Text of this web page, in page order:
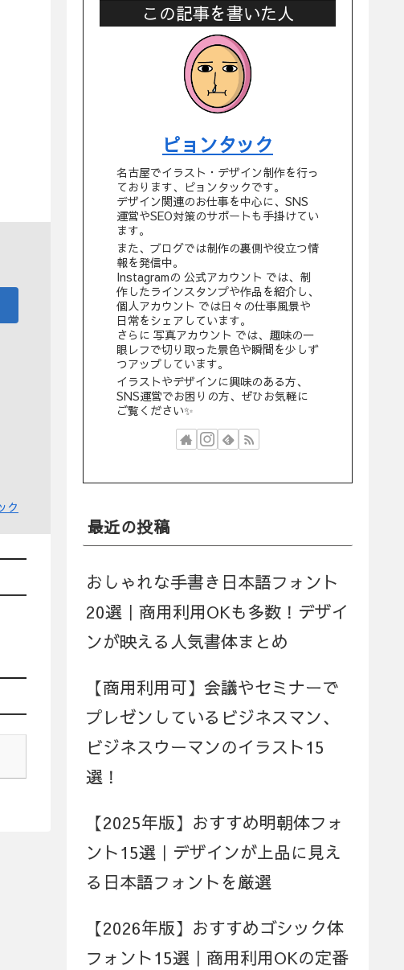
ク
この記事を書いた人
ピョンタック
名古屋でイラスト・デザイン制作を行っ
ております、ピョンタックです。
デザイン関連のお仕事を中心に、SNS
運営やSEO対策のサポートも手掛けてい
ます。
また、ブログでは制作の裏側や役立つ情
報を発信中。
Instagramの 公式アカウント では、制
作したラインスタンプや作品を紹介し、
個人アカウント では日々の仕事風景や
日常をシェアしています。
さらに 写真アカウント では、趣味の一
眼レフで切り取った景色や瞬間を少しず
つアップしています。
イラストやデザインに興味のある方、
SNS運営でお困りの方、ぜひお気軽に
ご覧ください✨
最近の投稿
おしゃれな手書き日本語フォント
20選｜商用利用OKも多数！デザイ
ンが映える人気書体まとめ
【商用利用可】会議やセミナーで
プレゼンしているビジネスマン、
ビジネスウーマンのイラスト15
選！
【2025年版】おすすめ明朝体フォ
ント15選｜デザインが上品に見え
る日本語フォントを厳選
【2026年版】おすすめゴシック体
フォント15選｜商用利用OKの定番